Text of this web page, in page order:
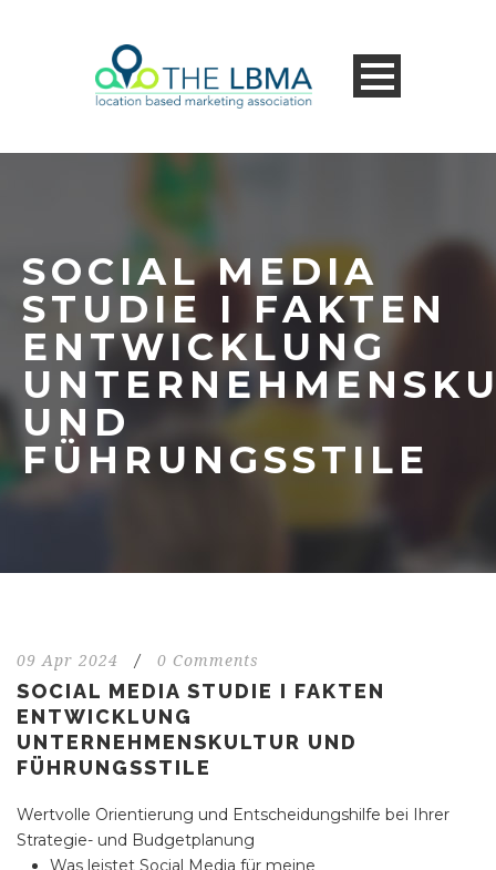
SOCIAL MEDIA
STUDIE I FAKTEN
ENTWICKLUNG
UND
FÜHRUNGSSTILE
09 Apr 2024 / 0 Comments
SOCIAL MEDIA STUDIE I FAKTEN
ENTWICKLUNG
UNTERNEHMENSKULTUR UND
FÜHRUNGSSTILE
Wertvolle Orientierung und Entscheidungshilfe bei Ihrer
Strategie- und Budgetplanung
Was leistet Social Media für meine